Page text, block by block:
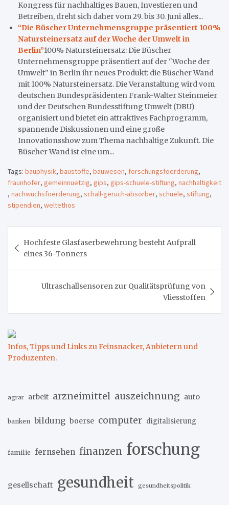
Kongress für nachhaltiges Bauen, Investieren und
Betreiben, dreht sich daher vom 29. bis 30. Juni alles...
“Die Büscher Unternehmensgruppe präsentiert 100%
Natursteinersatz auf der Woche der Umwelt in
Berlin”100% Natursteinersatz: Die Büscher
Unternehmensgruppe präsentiert auf der "Woche der
Umwelt" in Berlin ihr neues Produkt: die Büscher Wand
mit 100% Natursteinersatz. Die Veranstaltung wird vom
deutschen Bundespräsidenten Frank-Walter Steinmeier
und der Deutschen Bundesstiftung Umwelt (DBU)
organisiert und bietet ein attraktives Fachprogramm,
spannende Diskussionen und eine große
Innovationsshow zum Thema nachhaltige Zukunft. Die
Büscher Wand ist eine um...
Tags: bauphysik, baustoffe, bauwesen, forschungsfoerderung,
fraunhofer, gemeinnuetzig, gips, gips-schuele-stiftung, nachhaltigkeit
, nachwuchsfoerderung, schall-geruch-absorber, schuele, stiftung,
stipendien, weltethos
Hochfeste Glasfaserbewehrung besteht Aufprall
eines 36-Tonners
Ultraschallsensoren zur Qualitätsprüfung von
Vliesstoffen
Infos, Tipps und Links zu Feinsnacker, Anbietern und
Produzenten.
agrar arbeit arzneimittel auszeichnung auto
banken bildung boerse computer digitalisierung
familie fernsehen finanzen forschung
gesellschaft gesundheit gesundheitspolitik